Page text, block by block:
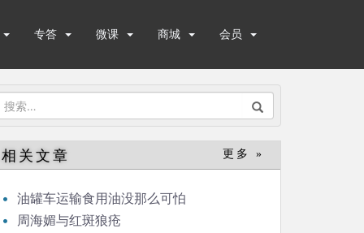
专答 微课 商城 会员
搜
：
相关文章 更多 »
油罐车运输食用油没那么可怕
周海媚与红斑狼疮